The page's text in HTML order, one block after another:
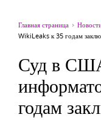
Главная страница
WikiLeaks к 35 годам
Суд в
годам